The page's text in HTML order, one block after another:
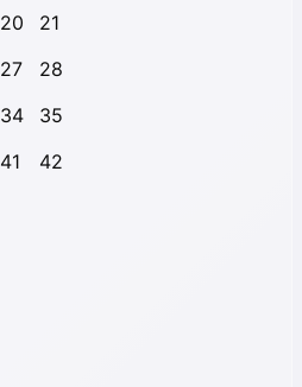
20
21
27
28
34
35
41
42